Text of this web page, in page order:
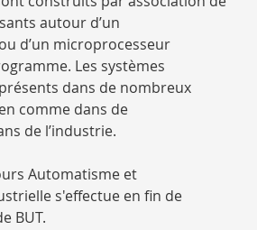
autour d’un
d’un microprocesseur
Les systèmes
dans de nombreux
comme dans de
de l’industrie.
Automatisme et
s'effectue en fin de
BUT.